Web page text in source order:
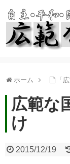
ホーム 「
広範な
け
2015/12/19